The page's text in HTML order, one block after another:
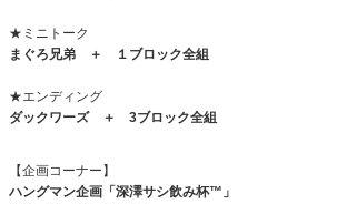
★ミニトーク
まぐろ兄弟 ＋ １ブロック全組
★エンディング
ダックワーズ ＋ 3ブロック全組
【企画コーナー】
ハングマン企画「深澤サシ飲み杯™️ 」